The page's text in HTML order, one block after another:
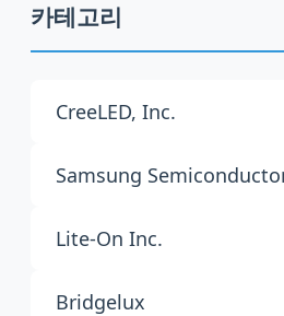
카테고리
CreeLED, Inc.
Samsung
Lite-On Inc.
Bridgelux